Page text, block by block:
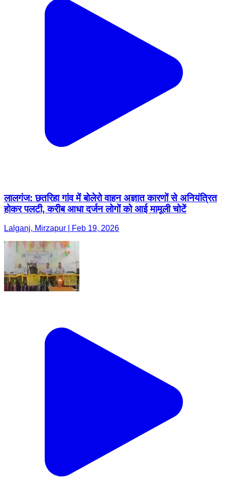
लालगंज: छतरिहा गांव में बोलेरो वाहन अज्ञात कारणों से अनियंत्रित
होकर पलटी, करीब आधा दर्जन लोगों को आई मामूली चोटें
Lalganj, Mirzapur | Feb 19, 2026